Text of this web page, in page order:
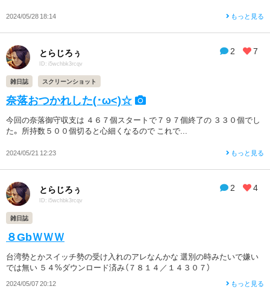
2024/05/28 18:14 もっと見る
2 7
とらじろぅ
ID: i5wchbk3rcqv
雑日誌 スクリーンショット
奈落おつかれした(･ω<)☆
今回の奈落御守収支は ４６７個スタートで７９７個終了の ３３０個でし
た。 所持数５００個切ると心細くなるので これで...
2024/05/21 12:23 もっと見る
2 4
とらじろぅ
ID: i5wchbk3rcqv
雑日誌
８GbＷＷＷ
台湾勢とかスイッチ勢の受け入れのアレなんかな 選別の時みたいで嫌い
では無い ５４%ダウンロード済み（７８１４／１４３０７）
2024/05/07 20:12 もっと見る